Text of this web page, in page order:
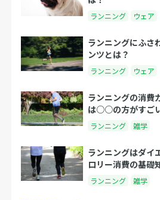
ランニング ウェア
ランニングにふさ
ンツとは？
ランニング ウェア
ランニングの消費
は○○の方がすご
ランニング 雑学
ランニングはダイ
ロリー消費の基礎
ランニング 雑学